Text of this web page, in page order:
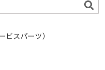
ビスパーツ）